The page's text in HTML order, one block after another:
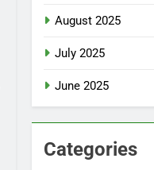
August 2025
July 2025
June 2025
Categories